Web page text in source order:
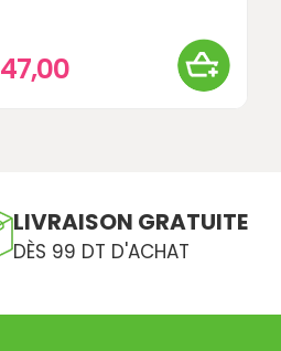
47,00
LIVRAISON GRATUITE
DÈS 99 DT D'ACHAT